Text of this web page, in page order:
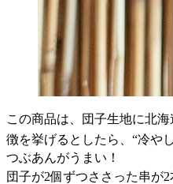
この商品は、団子生地に北
徴を挙げるとしたら、“冷や
つぶあんがうまい！
団子が2個ずつささった串が2